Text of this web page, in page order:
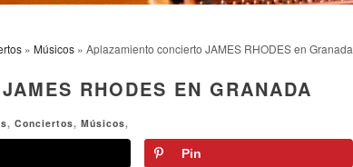
» Músicos » Aplazamiento concierto JAMES RHODES en Granada
RHODES EN GRANADA
, Conciertos, Músicos,
Pin